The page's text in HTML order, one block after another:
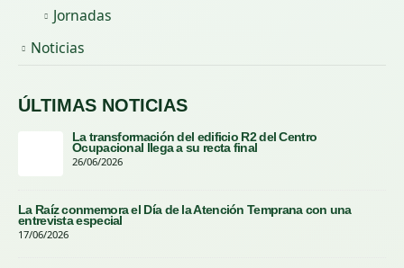
Jornadas
Noticias
ÚLTIMAS NOTICIAS
La transformación del edificio R2 del Centro
Ocupacional llega a su recta final
26/06/2026
La Raíz conmemora el Día de la Atención Temprana con una
entrevista especial
17/06/2026